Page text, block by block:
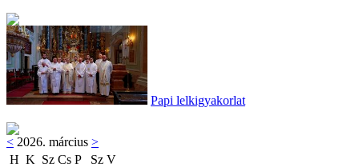
Papi lelkigyakorlat
< 2026. március >
H K Sz Cs P Sz V